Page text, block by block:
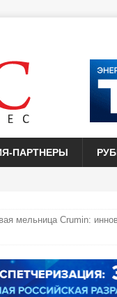
ПАРТНЕРЫ
мельница Crumin: